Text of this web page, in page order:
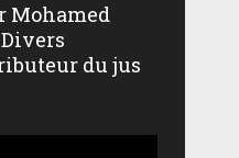
Mohamed
Divers
du jus